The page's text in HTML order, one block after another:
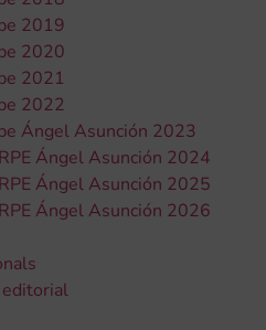
2019
2020
2021
2022
Ángel Asunción 2023
Ángel Asunción 2024
Ángel Asunción 2025
Ángel Asunción 2026